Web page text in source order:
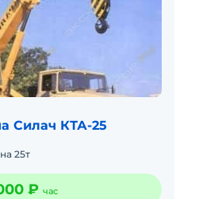
Силач КТА-25
25т
₽ час